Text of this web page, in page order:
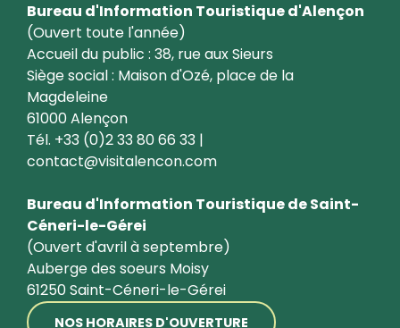
Bureau d'Information Touristique d'Alençon
(Ouvert toute l'année)
Accueil du public : 38, rue aux Sieurs
Siège social : Maison d'Ozé, place de la
Magdeleine
61000 Alençon
Tél. +33 (0)2 33 80 66 33 |
contact@visitalencon.com
Bureau d'Information Touristique de Saint-
Céneri-le-Gérei
(Ouvert d'avril à septembre)
Auberge des soeurs Moisy
61250 Saint-Céneri-le-Gérei
NOS HORAIRES D'OUVERTURE